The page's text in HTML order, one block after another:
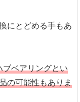
にとどめる手もあ
ブベアリングとい
の可能性もありま